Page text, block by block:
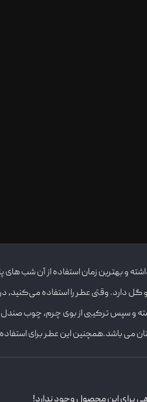
و بهترین زمان استفاده از آن شب
دارد. وقتی عطر را استفاده
و سپس ترکیبی از بوی چرم، چوب
می باشد.همچنین این عطر برای